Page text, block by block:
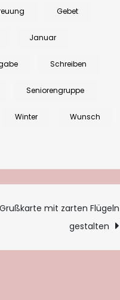
Gebet
Januar
Schreiben
Seniorengruppe
Winter Wunsch
mit zarten Flügeln
gestalten